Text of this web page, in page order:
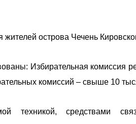
жителей острова Чечень
Избирательная комиссия
комиссий – свыше 10
техникой, средствами